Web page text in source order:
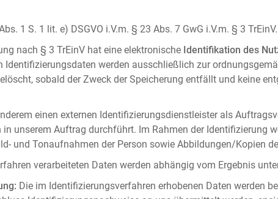
1 S. 1 lit. e) DSGVO i.V.m. § 23 Abs. 7 GwG i.V.m. § 3 TrEinV.
nach § 3 TrEinV hat eine elektronische Identifikation des
Identifizierungsdaten werden ausschließlich zur
sobald der Zweck der Speicherung entfällt und keine
einen externen Identifizierungsdienstleister als
unserem Auftrag durchführt. Im Rahmen der Identifizierung
und Tonaufnahmen der Person sowie Abbildungen/Kopien
verarbeiteten Daten werden abhängig vom Ergebnis
Die im Identifizierungsverfahren erhobenen Daten werden